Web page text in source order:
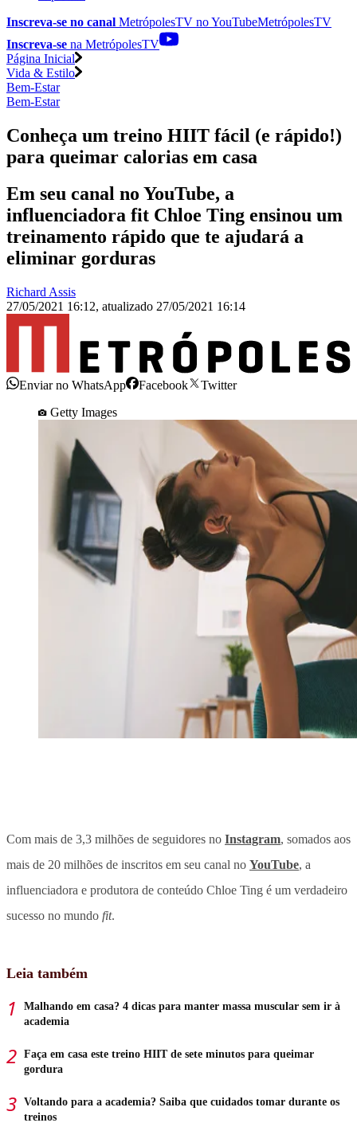
Inscreva-se no canal MetrópolesTV noYouTubeMetrópolesTV
Inscreva-se na MetrópolesTV
Página Inicial
Vida & Estilo
Bem-Estar
Bem-Estar
Conheça um treino HIIT fácil (e rápido!)
para queimar calorias em casa
Em seu canal no YouTube, a
influenciadora fit Chloe Ting ensinou um
treinamento rápido que te ajudará a
eliminar gorduras
Richard Assis
27/05/2021 16:12, atualizado 27/05/2021 16:14
Enviar no WhatsApp Facebook
Twitter
Getty Images
Com mais de 3,3 milhões de seguidores no Instagram, somados aos
mais de 20 milhões de inscritos em seu canal no YouTube, a
influenciadora e produtora de conteúdo Chloe Ting é um verdadeiro
sucesso no mundo fit.
Leia também
Malhando em casa? 4 dicas para manter massa muscular sem ir à
academia
Faça em casa este treino HIIT de sete minutos para queimar
gordura
Voltando para a academia? Saiba que cuidados tomar durante os
treinos